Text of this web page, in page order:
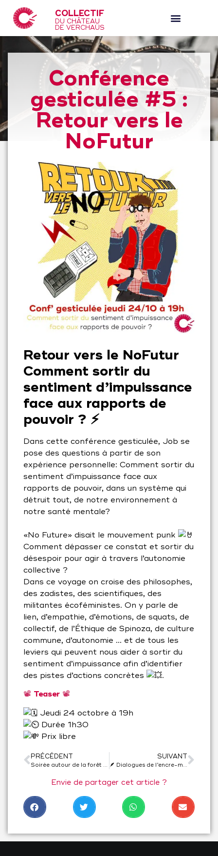
COLLECTIF
DU CHÂTEAU
DE VERCHAÜS
Conférence
gesticulée #5 :
Retour vers le
NoFutur
Retour vers le NoFutur
Comment sortir du
sentiment d’impuissance
face aux rapports de
pouvoir ? ⚡
Dans cette conférence gesticulée, Job se
pose des questions à partir de son
expérience personnelle: Comment sortir du
sentiment d’impuissance face aux
rapports de pouvoir, dans un système qui
détruit tout, de notre environnement à
notre santé mentale?
«No Future» disait le mouvement punk
Comment dépasser ce constat et sortir du
désespoir pour agir à travers l’autonomie
collective ?
Dans ce voyage on croise des philosophes,
des zadistes, des scientifiques, des
militantes écoféministes. On y parle de
lien, d’empathie, d’émotions, de squats, de
collectif, de l’Éthique de Spinoza, de culture
commune, d’autonomie … et de tous les
leviers qui peuvent nous aider à sortir du
sentiment d’impuissance afin d’identifier
des pistes d’actions concrètes
.
📽️ Teaser 📽️
Jeudi 24 octobre à 19h
Durée 1h30
Prix libre
PRÉCÉDENT
Soirée autour de la forêt avec la Cie Exuvie
SUIVANT
🪶 Dialogues de l’encre-monde 🎹 – performance graphique et sonore
Envie de partager cet article ?